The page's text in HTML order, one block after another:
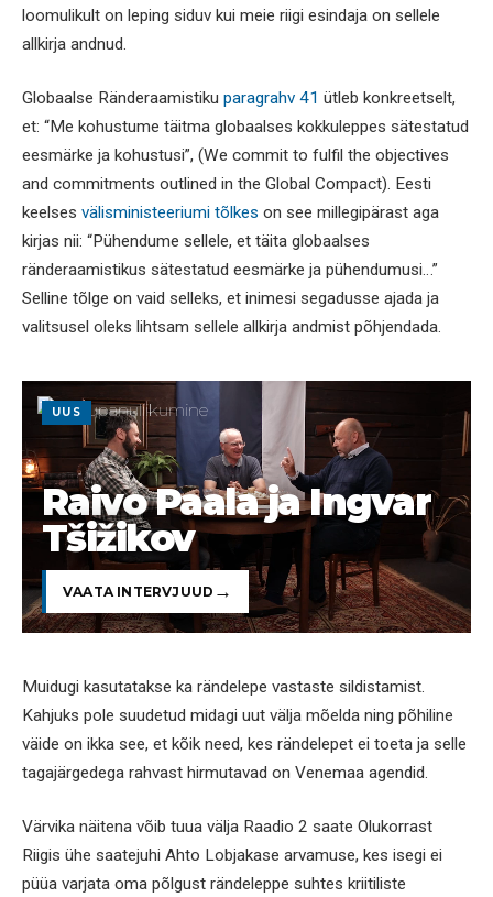
loomulikult on leping siduv kui meie riigi esindaja on sellele
allkirja andnud.
Globaalse Ränderaamistiku paragrahv 41 ütleb konkreetselt,
et: “Me kohustume täitma globaalses kokkuleppes sätestatud
eesmärke ja kohustusi”, (We commit to fulfil the objectives
and commitments outlined in the Global Compact). Eesti
keelses välisministeeriumi tõlkes on see millegipärast aga
kirjas nii: “Pühendume sellele, et täita globaalses
ränderaamistikus sätestatud eesmärke ja pühendumusi…”
Selline tõlge on vaid selleks, et inimesi segadusse ajada ja
valitsusel oleks lihtsam sellele allkirja andmist põhjendada.
UUS
Raivo Paala ja Ingvar
Tšižikov
VAATA INTERVJUUD
Muidugi kasutatakse ka rändelepe vastaste sildistamist.
Kahjuks pole suudetud midagi uut välja mõelda ning põhiline
väide on ikka see, et kõik need, kes rändelepet ei toeta ja selle
tagajärgedega rahvast hirmutavad on Venemaa agendid.
Värvika näitena võib tuua välja Raadio 2 saate Olukorrast
Riigis ühe saatejuhi Ahto Lobjakase arvamuse, kes isegi ei
püüa varjata oma põlgust rändeleppe suhtes kriitiliste